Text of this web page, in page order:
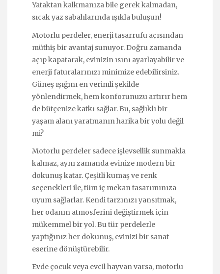
Yataktan kalkmanıza bile gerek kalmadan,
sıcak yaz sabahlarında ışıkla buluşun!
Motorlu perdeler, enerji tasarrufu açısından
müthiş bir avantaj sunuyor. Doğru zamanda
açıp kapatarak, evinizin ısını ayarlayabilir ve
enerji faturalarınızı minimize edebilirsiniz.
Güneş ışığını en verimli şekilde
yönlendirmek, hem konforunuzu artırır hem
de bütçenize katkı sağlar. Bu, sağlıklı bir
yaşam alanı yaratmanın harika bir yolu değil
mi?
Motorlu perdeler sadece işlevsellik sunmakla
kalmaz, aynı zamanda evinize modern bir
dokunuş katar. Çeşitli kumaş ve renk
seçenekleri ile, tüm iç mekan tasarımınıza
uyum sağlarlar. Kendi tarzınızı yansıtmak,
her odanın atmosferini değiştirmek için
mükemmel bir yol. Bu tür perdelerle
yaptığınız her dokunuş, evinizi bir sanat
eserine dönüştürebilir.
Evde çocuk veya evcil hayvan varsa, motorlu